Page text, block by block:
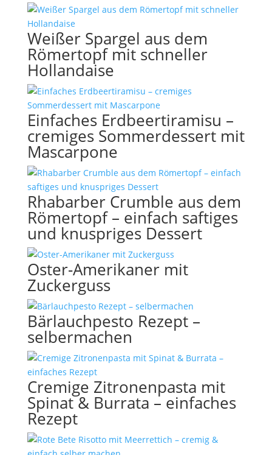
Weißer Spargel aus dem
Römertopf mit schneller
Hollandaise
Einfaches Erdbeertiramisu –
cremiges Sommerdessert mit
Mascarpone
Rhabarber Crumble aus dem
Römertopf – einfach saftiges
und knuspriges Dessert
Oster-Amerikaner mit
Zuckerguss
Bärlauchpesto Rezept –
selbermachen
Cremige Zitronenpasta mit
Spinat & Burrata – einfaches
Rezept